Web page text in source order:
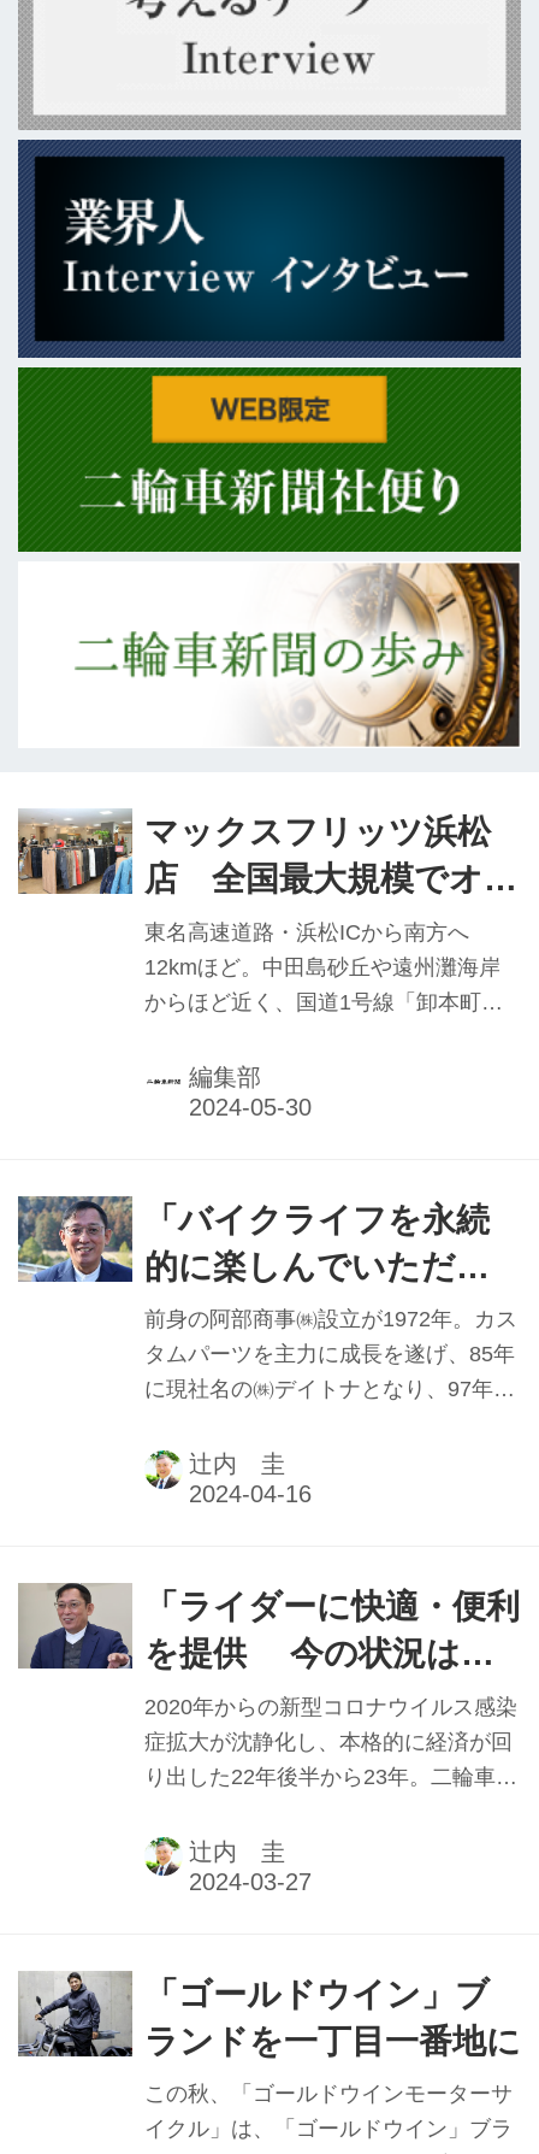
マックスフリッツ浜松
店 全国最大規模でオー
プン ライダー楽しめる
場に
東名高速道路・浜松ICから南方へ
12kmほど。中田島砂丘や遠州灘海岸
からほど近く、国道1号線「卸本町」
マックスフリッツ第2の直営店となる
浜松店がオープンした。【PR企画】
編集部
「バイクライフを永続
的に楽しんでいただく
ためには」 (株)デイト
ナ代表取締役社長 織田
哲司氏【下】
前身の阿部商事㈱設立が1972年。カス
タムパーツを主力に成長を遂げ、85年
に現社名の㈱デイトナとなり、97年に
ーレプリカやアメリカン、ビッグスク
ーターのような大ブームが起きなくな
リーマンショックにも直面し、「この
ままでは会社がなくなってしまう」と
いう苦境も味わった。改めてユーザー
動向をつぶさに見たデイトナは「快
適・便利をキーワードにした商品」に
活路を求め、再び成長軌道に。前編に
く。
辻内 圭
「ライダーに快適・便利
を提供 今の状況は成
長のチャンス」 (株)デイ
トナ代表取締役社長 織
田哲司氏【上】
2020年からの新型コロナウイルス感染
症拡大が沈静化し、本格的に経済が回
り出した22年後半から23年。二輪車業
そんな中にあっても、創立52年のデイ
トナ三代目社長・織田哲司氏は「新た
後編にわたって聞く。
辻内 圭
「ゴールドウイン」ブ
ランドを一丁目一番地に
この秋、「ゴールドウインモーターサ
イクル」は、「ゴールドウイン」ブラ